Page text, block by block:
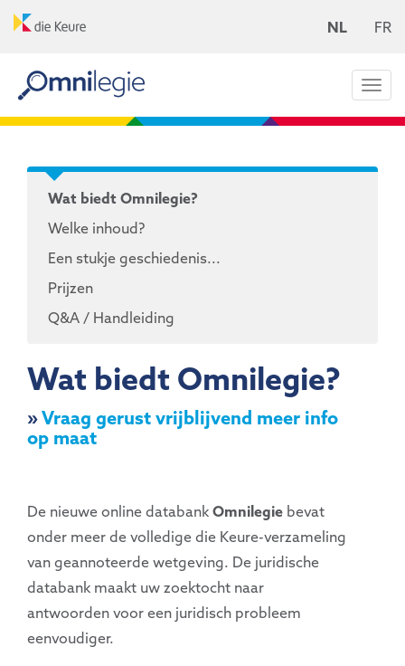
NL FR
Wat biedt Omnilegie?
Welke inhoud?
Een stukje geschiedenis...
Prijzen
Q&A / Handleiding
Wat biedt Omnilegie?
»Vraag gerust vrijblijvend meer info
op maat
De nieuwe online databank Omnilegie bevat
onder meer de volledige die Keure-verzameling
van geannoteerde wetgeving. De juridische
databank maakt uw zoektocht naar
antwoorden voor een juridisch probleem
eenvoudiger.